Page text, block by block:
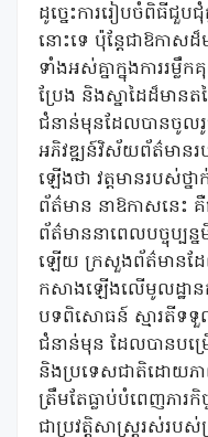
ដូច្នេះការរៀបចំពិធីជួបជុំ
នោះទេ ប៉ុន្តែជាឱកាស
ទាំងអស់គ្នាក្នុងការរម្
ប្រែង និងស្នាដៃដ៏មានត
ជំនាន់មុនដែលបានចូលរូ
អភិវឌ្ឍន៍វិស័យព័ត៌មានរ
ឡើងថា វត្តមានរបស់ថ្
ព័ត៌មាន នាឱកាសនេះ គឺ
ព័ត៌មាននាពេលបច្ចុប្ប
ឡើយ ក្រសួងព័ត៌មានដែ
កសាងឡើងលើមូលដ្ឋាន
បទពិសោធន៍ ស្មារតីទ
ជំនាន់មុន ដែលបានបម្រ
និងប្រទេសជាតិដោយភ
ត្រឹមតែធ្លាប់បំពេញភារ
ជាប្រវត្តិសាស្រ្តរស់រ